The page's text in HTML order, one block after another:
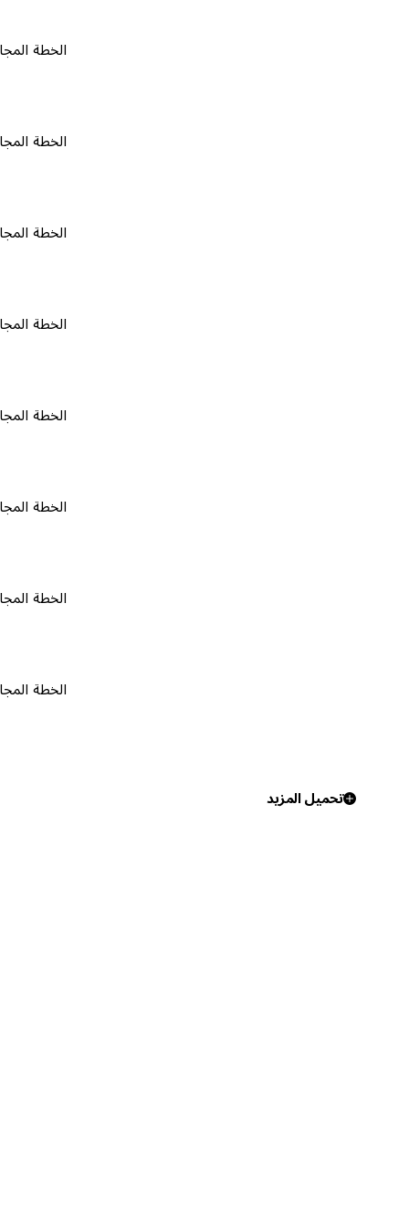
الخطة المجانية ٠
الخطة المجانية ٠
الخطة المجانية ٠
الخطة المجانية ٠
الخطة المجانية ٠
الخطة المجانية ٠
الخطة المجانية ٠
الخطة المجانية ٠
تحميل المزيد